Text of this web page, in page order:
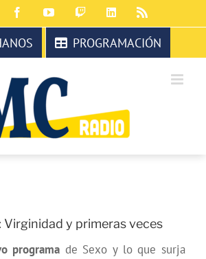
FacebookYouTubeTwitchLinkedIn
PROGRAMACIÓN
Virginidad y primeras veces
programade Sexo y lo que surja